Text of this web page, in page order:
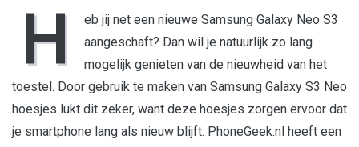
Hoesjes
H
eb jij net een nieuwe Samsung Galaxy Neo S3
aangeschaft? Dan wil je natuurlijk zo lang
mogelijk genieten van de nieuwheid van het
toestel. Door gebruik te maken van Samsung Galaxy S3 Neo
hoesjes lukt dit zeker, want deze hoesjes zorgen ervoor dat
je smartphone lang als nieuw blijft. PhoneGeek.nl heeft een